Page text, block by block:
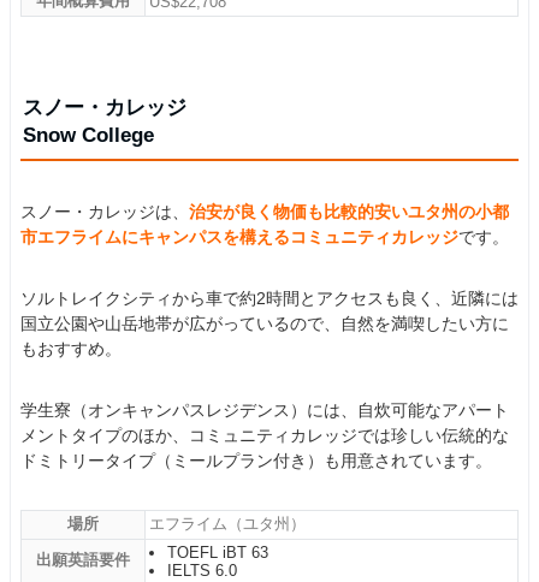
スノー・カレッジ
Snow College
スノー・カレッジは、 治安が良く物価も比較的安いユタ州の小都
市エフライムにキャンパスを構えるコミュニティカレッジです。
ソルトレイクシティから車で約2時間とアクセスも良く、近隣には
国立公園や山岳地帯が広がっているので、自然を満喫したい方に
もおすすめ。
学生寮（オンキャンパスレジデンス）には、自炊可能なアパート
メントタイプのほか、コミュニティカレッジでは珍しい伝統的な
ドミトリータイプ（ミールプラン付き）も用意されています。
場所
エフライム（ユタ州）
出願英語要件
TOEFL iBT 63
IELTS 6.0